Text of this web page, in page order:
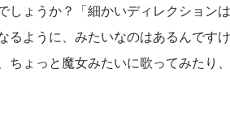
しょうか？「細かいディレクションは
るように、みたいなのはあるんですけ
ょっと魔女みたいに歌ってみたり、